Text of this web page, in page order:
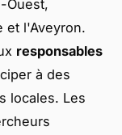
Ouest,
et l'Aveyron.
responsables
à des
locales. Les